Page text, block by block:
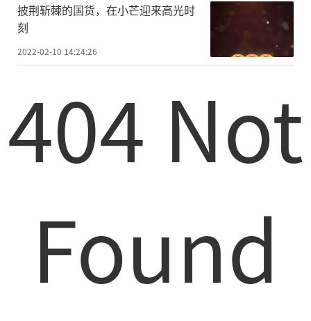
披荆斩棘的国货，在小芒迎来高光时
刻
2022-02-10 14:24:26
404 Not
Found